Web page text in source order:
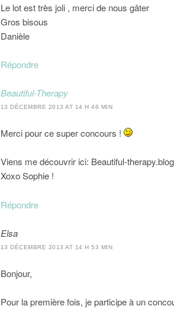
Le lot est très joli , merci de nous gâter
Gros bisous
Danièle
Répondre
Beautiful-Therapy
13 DÉCEMBRE 2013 AT 14 H 46 MIN
Merci pour ce super concours !
Viens me découvrir ici: Beautiful-
Xoxo Sophie !
Répondre
Elsa
13 DÉCEMBRE 2013 AT 14 H 53 MIN
Bonjour,
Pour la première fois, je participe à un